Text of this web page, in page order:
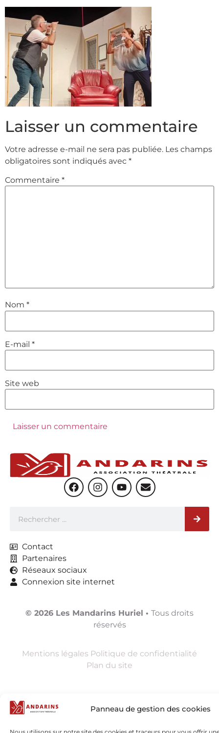
Panneau de gestion des cookies
Laisser un commentaire
Votre adresse e-mail ne sera pas publiée. Les champs
obligatoires sont indiqués avec *
Commentaire *
Nom *
E-mail *
Site web
Contact
Partenaires
Réseaux sociaux
Connexion site internet
© 2026 Les Mandarins Huriel • Tous droits
réservés
Mentions légales Politique de confidentialité
Plan du site